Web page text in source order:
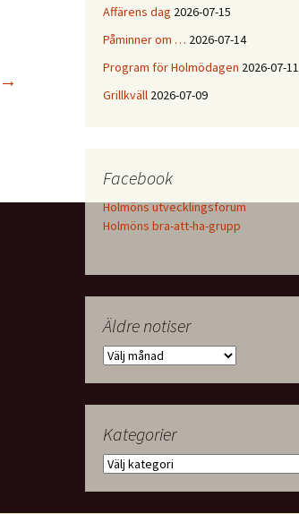
→
Affärens dag 2026-07-15
Påminner om … 2026-07-14
Program för Holmödagen 2026-07-11
Grillkväll 2026-07-09
Facebook
Holmöns utvecklingsforum
Holmöns bra-att-ha-grupp
Äldre notiser
Äldre
Kategorier
Kategorier